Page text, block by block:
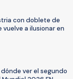
con doblete de
vuelve a ilusionar en
ver el segundo